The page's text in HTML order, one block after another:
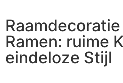
Ramen: ruime
eindeloze Stijl